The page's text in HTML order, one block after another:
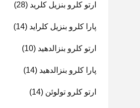
ارتو کلرو بنزیل کلرید (28)
پارا کلرو بنزیل کلراید (14)
ارتو کلرو بنزالدهید (10)
پارا کلرو بنزالدهید (14)
ارتو کلرو تولوئن (14)